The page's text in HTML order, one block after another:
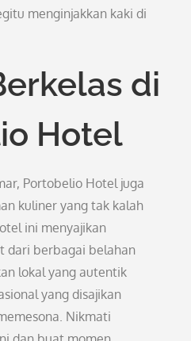
menginjakkan kaki di
di
Hotel
Portobelio Hotel juga
kuliner yang tak kalah
ini menyajikan
dari berbagai belahan
lokal yang autentik
yang disajikan
Nikmati